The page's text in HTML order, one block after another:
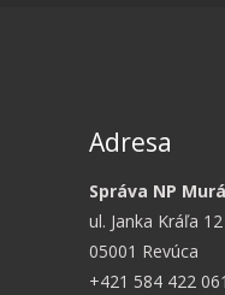
Adresa
Správa NP
ul. Janka Kráľa 12
05001 Revúca
+421 584 422 061